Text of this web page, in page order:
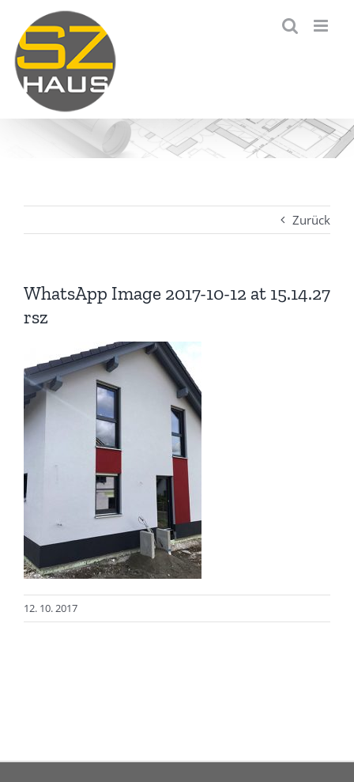
Inhalt
springen
Zurück
WhatsApp Image 2017-10-12 at 15.14.27
rsz
12. 10. 2017